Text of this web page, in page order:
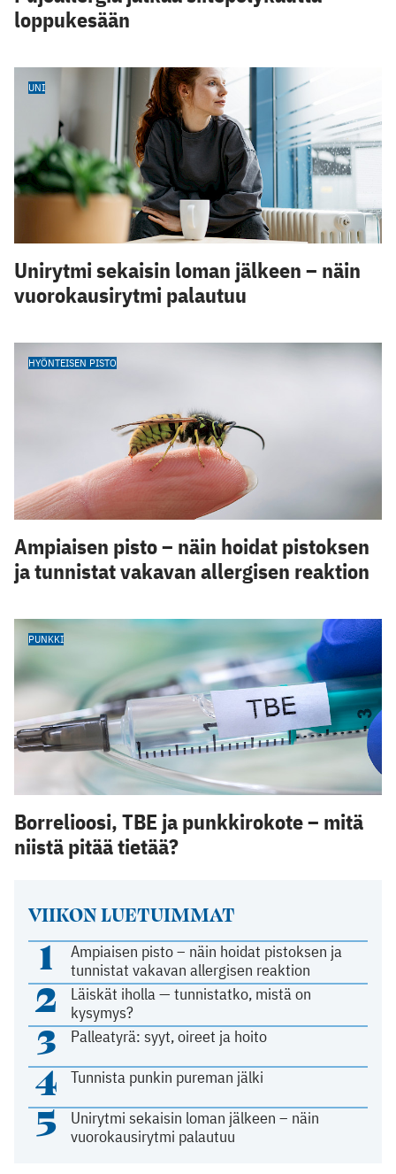
VIIKON LUETUIMMAT
1
Ampiaisen pisto – näin hoidat pistoksen ja
tunnistat vakavan allergisen reaktion
2
Läiskät iholla — tunnistatko, mistä on
kysymys?
3 Palleatyrä: syyt, oireet ja hoito
4 Tunnista punkin pureman jälki
5
Unirytmi sekaisin loman jälkeen – näin
vuorokausirytmi palautuu
loppukesään
UNI
Unirytmi sekaisin loman jälkeen – näin
vuorokausirytmi palautuu
HYÖNTEISEN PISTO
Ampiaisen pisto – näin hoidat pistoksen
ja tunnistat vakavan allergisen reaktion
PUNKKI
Borrelioosi, TBE ja punkkirokote – mitä
niistä pitää tietää?